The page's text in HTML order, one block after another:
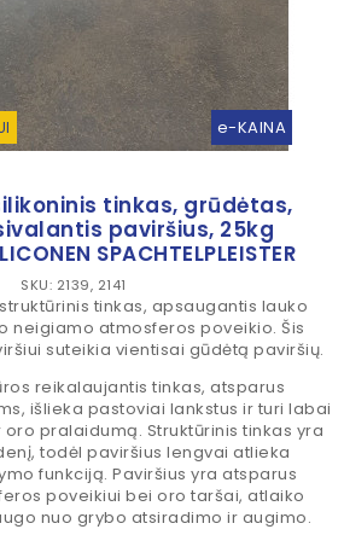
e-KAINA
tinkas, grūdėtas,
paviršius, 25kg
SPACHTELPLEISTER
SKU: 2139, 2141
tinkas, apsaugantis lauko
neigiamo atmosferos poveikio. Šis
suteikia vientisai gūdėtą paviršių.
reikalaujantis tinkas, atsparus
išlieka pastoviai lankstus ir turi labai
pralaidumą. Struktūrinis tinkas yra
todėl paviršius lengvai atlieka
funkciją. Paviršius yra atsparus
poveikiui bei oro taršai, atlaiko
nuo grybo atsiradimo ir augimo.